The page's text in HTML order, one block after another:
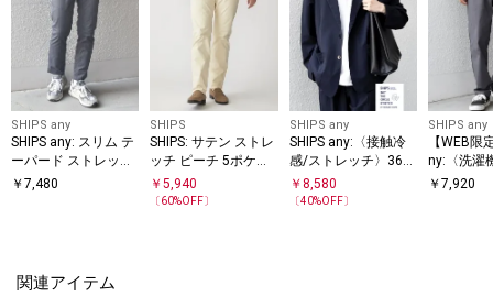
SHIPS any
SHIPS any: スリム テ
ーパード ストレッチ
チノ パンツ◇
￥ 7,480
SHIPS
SHIPS: サテン ストレ
ッチ ピーチ 5ポケッ
ト パンツ
￥5,940
〔60%OFF〕
SHIPS any
SHIPS any:〈接触冷
感/ストレッチ〉360°
THE CIRCLE STRETC
H リネン ミックス リ
￥ 8,580
〔40%OFF〕
SHIPS any
【WEB限
ny:〈洗濯
カット〉
￥7,920
関連アイテム